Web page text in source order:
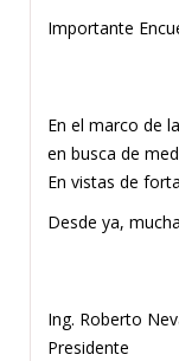
Importante
En el marco de
en busca de
En vistas de
empresas y
información
Desde ya,
Ing. Roberto
Presidente